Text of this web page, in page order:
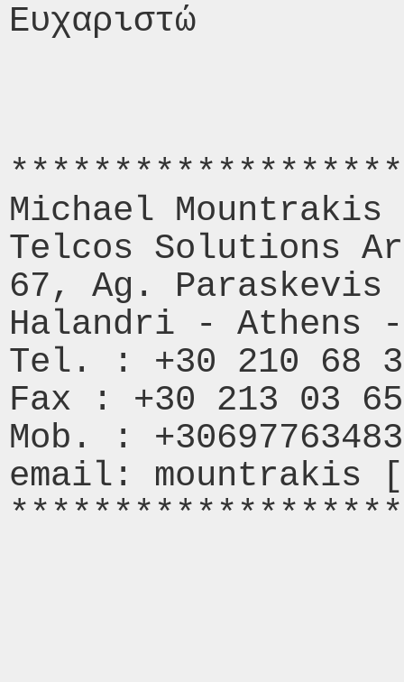
Ευχαριστώ
Michael Mountrakis
Telcos Solutions
67, Ag.
Halandri - Athens
Tel. : +30 210 68
Fax : +30 213 03
Mob. :
email: